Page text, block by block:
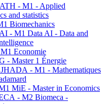
- M1 - Applied
and statistics
Biomechanics
- M1 Data AI - Data and
Economie
- Master 1 Énergie
- M1 - Mathematiques
MiE - Master in Economics
- M2 Biomeca -